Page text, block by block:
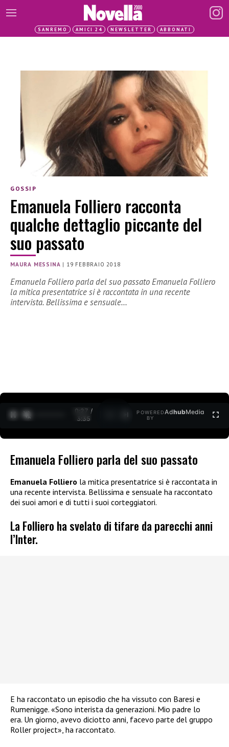
SANREMO AMICI 24 NEWSLETTER ABBONATI
GOSSIP
Emanuela Folliero racconta
qualche dettaglio piccante del
suo passato
MAURA MESSINA | 19 FEBBRAIO 2018
Emanuela Folliero parla del suo passato Emanuela Folliero
la mitica presentatrice si è raccontata in una recente
intervista. Bellissima e sensuale…
0:28 /
3:35
POWERED
BY
AdhubMedia
Emanuela Folliero parla del suo passato
Emanuela Folliero la mitica presentatrice si è raccontata in
una recente intervista. Bellissima e sensuale ha raccontato
dei suoi amori e di tutti i suoi corteggiatori.
La Folliero ha svelato di tifare da parecchi anni
l’Inter.
E ha raccontato un episodio che ha vissuto con Baresi e
Rumenigge. «Sono interista da generazioni. Mio padre lo
era. Un giorno, avevo diciotto anni, facevo parte del gruppo
Roller project», ha raccontato.